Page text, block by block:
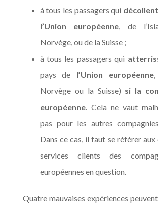
à tous les passagers qui décollent
l’Union européenne, de
Norvège, ou de la Suisse ;
à tous les passagers qui
pays de l’Union européenne,
Norvège ou la Suisse) si la
européenne. Cela ne vaut
pas pour les autres
Dans ce cas, il faut se référer
services clients des
européennes en question.
Quatre mauvaises expériences